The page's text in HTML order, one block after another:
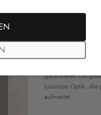
Hochwertige
garantieren
luxuriöse Optik, die
aufwertet.